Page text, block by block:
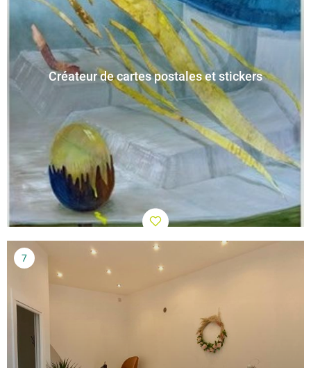
Créateur de cartes postales et stickers